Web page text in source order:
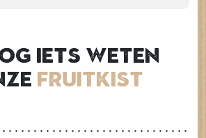
iets weten
Fruitkist